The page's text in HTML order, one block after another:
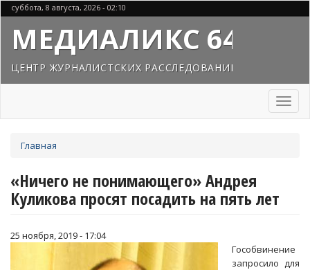
Перейти
к
основному
содержанию
суббота, 8 августа, 2026 - 02:10
МЕДИАЛИКС 64
ЦЕНТР ЖУРНАЛИСТСКИХ РАССЛЕДОВАНИЙ
Toggle
здесь
Главная
«Ничего не понимающего» Андрея
Куликова просят посадить на пять лет
25 ноября, 2019 - 17:04
Гособвинение
запросило для